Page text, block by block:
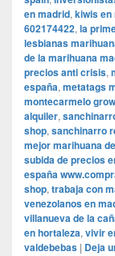
en madrid, kiwis en
602174422, la
lesbianas
de la marihuana
precios anti crisis,
españa, metatags
montecarmelo
alquiler,
shop, sanchinarro
mejor marihuana
subida de precios
españa
shop, trabaja con
venezolanos en
villanueva de la
en hortaleza, vivir
valdebebas | Deja